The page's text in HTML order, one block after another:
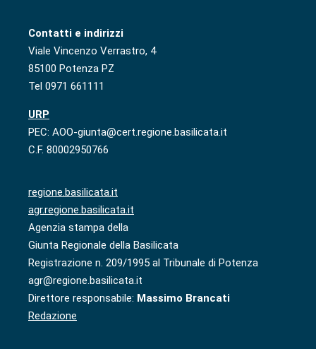
Contatti e indirizzi
Viale Vincenzo Verrastro, 4
85100 Potenza PZ
Tel 0971 661111
URP
PEC: AOO-giunta@cert.regione.basilicata.it
C.F. 80002950766
regione.basilicata.it
agr.regione.basilicata.it
Agenzia stampa della
Giunta Regionale della Basilicata
Registrazione n. 209/1995 al Tribunale di Potenza
agr@regione.basilicata.it
Direttore responsabile: Massimo Brancati
Redazione